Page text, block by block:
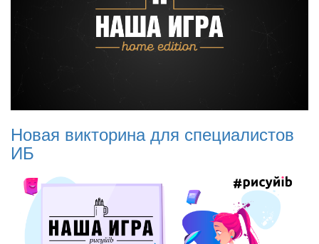
Новая викторина для специалистов
ИБ